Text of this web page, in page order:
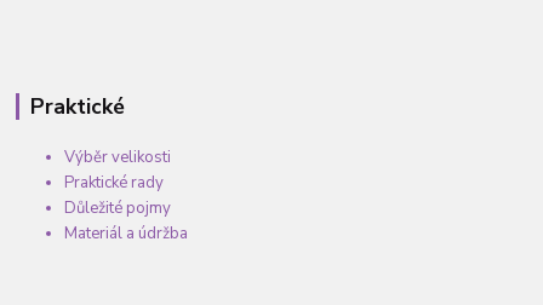
Praktické
Výběr velikosti
Praktické rady
Důležité pojmy
Materiál a údržba